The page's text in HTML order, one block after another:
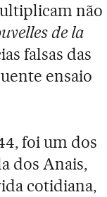
não
de la
falsas das
ensaio
foi um dos
dos Anais,
cotidiana,